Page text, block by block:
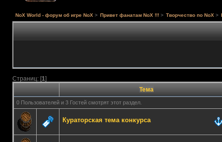
NoX World - форум об игре NoX > Привет фанатам NoX !!! > Творчество по NoX >
Страниц: [1]
Тема
0 Пользователей и 3 Гостей смотрят этот раздел.
Кураторская тема конкурса